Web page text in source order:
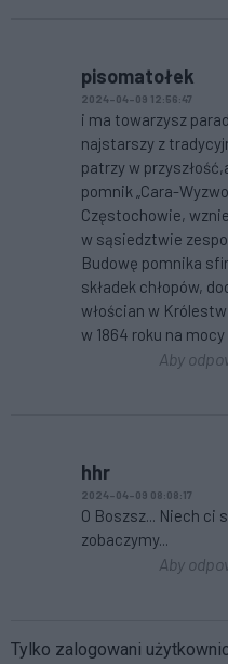
pisomatołek
2024-04-09 12:56:47
i ma towarzysz
najstarszy z
patrzy w
pomnik „Cara-
Częstochowie,
w sąsiedztwie
Budowę pomnika
składek chłopów,
włościan w
w 1864 roku na
Aby
hhr
2024-04-09 08:08:17
O Boszsz... Niech ci
zobaczymy...
Aby
Tylko zalogowani